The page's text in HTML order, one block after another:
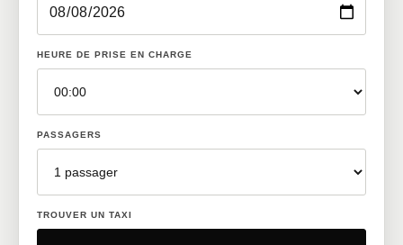
HEURE DE PRISE EN CHARGE
PASSAGERS
TROUVER UN TAXI